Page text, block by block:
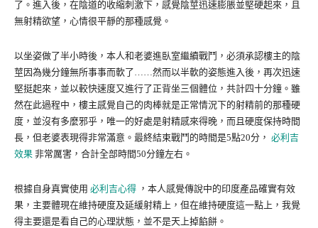
了。進入後，在陰道的收縮刺激下，感覺陰莖迅速膨脹並堅硬起來，且
無射精欲望，心情很平靜的那種感覺。
以坐姿做了半小時後，本人和老婆進臥室繼續戰鬥，必須承認樓主的陰
莖因為幾分鐘無所事事而軟了……然而以半軟的姿態進入後，再次迅速
堅挺起來，並以較快速度又進行了正背坐三個體位，共計四十分鐘。雖
然在此過程中，樓主感覺自己的肉棒就是正常情況下的射精前的那種硬
度，並沒有多麼邪乎，唯一的好處是射精感來得晚，而且硬度保持時間
長，但老婆表現得非常滿意。最終結束戰鬥的時間是5點20分， 必利吉
效果 非常厲害，合計全部時間50分鐘左右。
根據自身真實使用 必利吉心得 ，本人感覺傳說中的印度產品確實有效
果，主要體現在維持硬度及延緩射精上，但在維持硬度這一點上，我覺
得主要還是看自己的心理狀態，並不是天上掉餡餅。